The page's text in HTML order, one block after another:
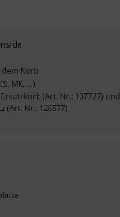
Korb
MK, ...)
(Art. Nr.: 107727) und
(Art. Nr.: 126577)